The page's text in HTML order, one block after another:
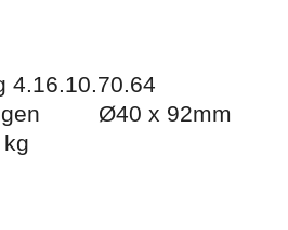
4.16.10.70.64
Ø40 x 92mm